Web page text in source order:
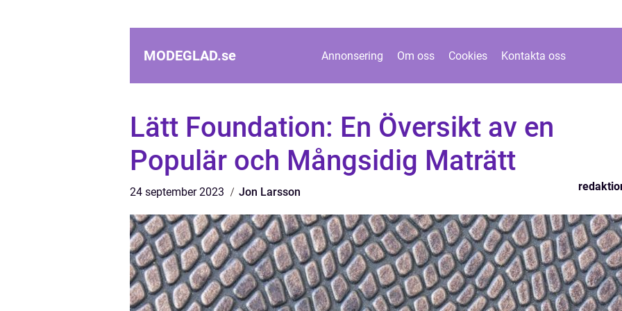
MODEGLAD.se Annonsering Om oss Cookies Kontakta oss
Lätt Foundation: En Översikt av en
Populär och Mångsidig Maträtt
24 september 2023 Jon Larsson